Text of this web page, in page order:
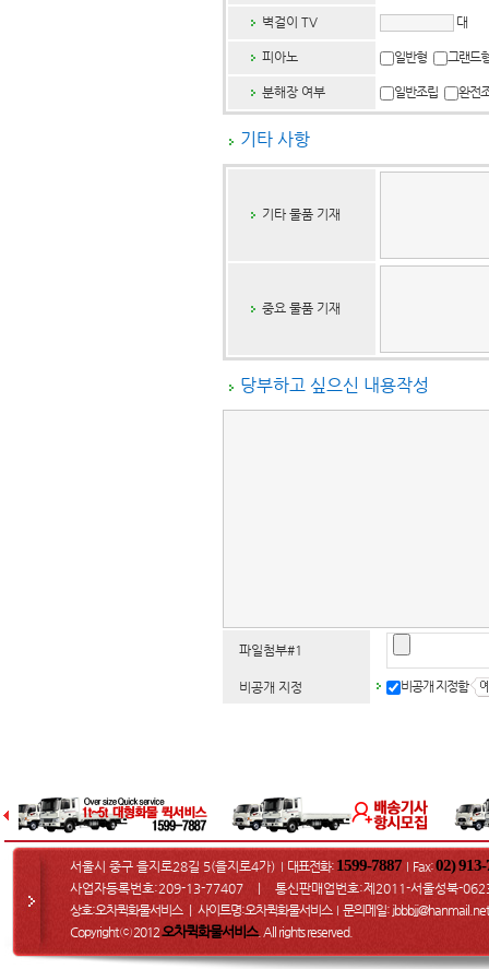
벽걸이 TV 대
피아노 일반형 그랜드
분해장 여부 일반조립 완전
기타 사항
기타 물품 기재
중요 물품 기재
당부하고 싶으신 내용작성
파일첨부#1
비공개 지정 비공개 지정함
서울시 중구 을지로28길 5(을지로4가) I 대표전화: 1599-7887 I Fax:02)
사업자등록번호:209-13-77407 ㅣ 통신판매업번호:제2011-서울성북-
상호:오차퀵화물서비스 ㅣ 사이트명:오차퀵화물서비스 I 문의메일: jbbbjj@hanmail.net
Copyright ⓒ 2012오차퀵화물서비스. All rights reserved.